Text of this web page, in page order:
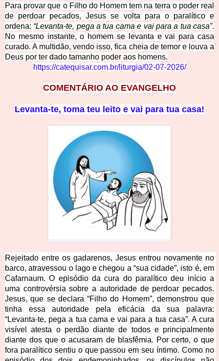
Para provar que o Filho do Homem tem na terra o poder real
de perdoar pecados, Jesus se volta para o paralítico e
ordena: “Levanta-te, pega a tua cama e vai para a tua casa”.
No mesmo instante, o homem se levanta e vai para casa
curado. A multidão, vendo isso, fica cheia de temor e louva a
Deus por ter dado tamanho poder aos homens.
https://catequisar.com.br/liturgia/02-07-2026/
COMENTÁRIO AO EVANGELHO
Levanta-te, toma teu leito e vai para tua casa!
Rejeitado entre os gadarenos, Jesus entrou novamente no
barco, atravessou o lago e chegou a “sua cidade”, isto é, em
Cafarnaum. O episódio da cura do paralítico deu início a
uma controvérsia sobre a autoridade de perdoar pecados.
Jesus, que se declara “Filho do Homem”, demonstrou que
tinha essa autoridade pela eficácia da sua palavra:
“Levanta-te, pega a tua cama e vai para a tua casa”. A cura
visível atesta o perdão diante de todos e principalmente
diante dos que o acusaram de blasfêmia. Por certo, o que
fora paralítico sentiu o que passou em seu íntimo. Como no